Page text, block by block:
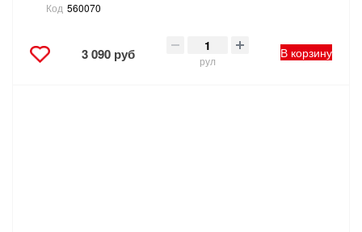
Код 560070
3 090 руб рул
В корзину